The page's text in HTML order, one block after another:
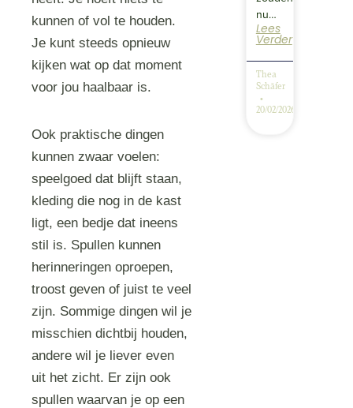
kunnen of vol te houden.
Je kunt steeds opnieuw
kijken wat op dat moment
voor jou haalbaar is.
Ook praktische dingen
kunnen zwaar voelen:
speelgoed dat blijft staan,
kleding die nog in de kast
ligt, een bedje dat ineens
stil is. Spullen kunnen
herinneringen oproepen,
troost geven of juist te veel
zijn. Sommige dingen wil je
misschien dichtbij houden,
andere wil je liever even
uit het zicht. Er zijn ook
spullen waarvan je op een
nu…
Lees
Verder
Thea
Schäfer
20/02/2026